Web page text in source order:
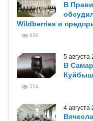
В
Wildberries и
630
5 августа
В
554
4 августа